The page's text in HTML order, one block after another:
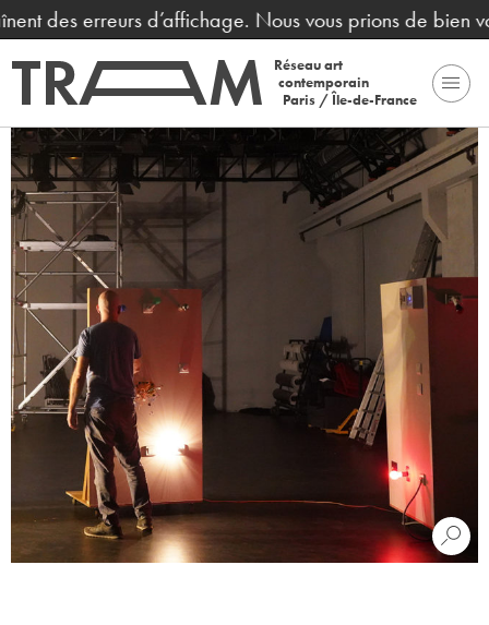
des erreurs d’affichage. Nous vous prions de bien
Réseau art
contemporain
Paris / Île-de-France